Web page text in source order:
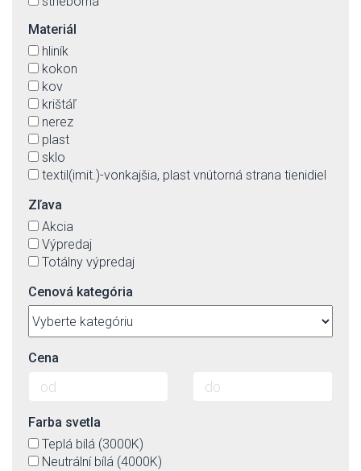
zelená
zlatá
Materiál
hliník
kokon
kov
krištáľ
nerez
plast
sklo
textil(imit.)-vonkajšia, plast vnútorná strana tienidiel
Zľava
Akcia
Výpredaj
Totálny výpredaj
Cenová kategória
Cena
Farba svetla
Teplá bílá (3000K)
Neutrální bílá (4000K)